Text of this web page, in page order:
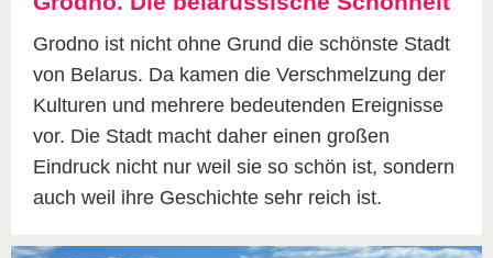
Grodno ist nicht ohne Grund die schönste Stadt
von Belarus. Da kamen die Verschmelzung der
Kulturen und mehrere bedeutenden Ereignisse
vor. Die Stadt macht daher einen großen
Eindruck nicht nur weil sie so schön ist, sondern
auch weil ihre Geschichte sehr reich ist.